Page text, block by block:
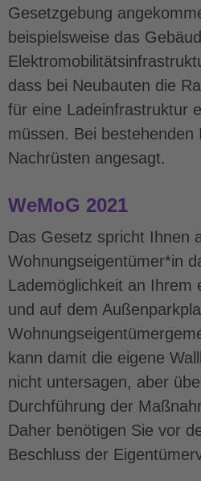
Gesetzgebung
beispielsweise das
dass bei Neubauten die
für eine Ladeinfrastruktur
müssen. Bei bestehenden
Nachrüsten angesagt.
WeMoG 2021
Das Gesetz spricht Ihnen
Wohnungseigentümer*in
Lademöglichkeit an Ihrem
und auf dem
kann damit die eigene
nicht untersagen, aber
Durchführung der
Daher benötigen Sie vor
Beschluss der